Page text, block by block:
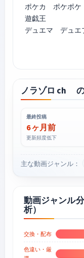
ポケカ ポケポケ
遊戯王
デュエマ デュエ
ノラゾロ ch
最終投稿
6 ヶ月前
更新頻度低下
主な動画ジャンル：
動画ジャンル
析）
交換・配布
色違い・厳